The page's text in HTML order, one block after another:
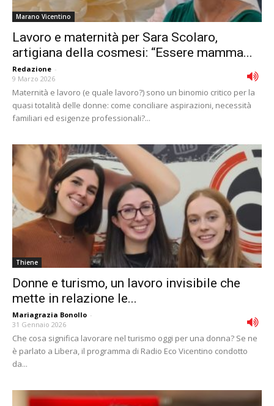
Marano Vicentino
Lavoro e maternità per Sara Scolaro,
artigiana della cosmesi: “Essere mamma...
Redazione -
9 Marzo 2026
Maternità e lavoro (e quale lavoro?) sono un binomio critico per la
quasi totalità delle donne: come conciliare aspirazioni, necessità
familiari ed esigenze professionali?...
Thiene
Donne e turismo, un lavoro invisibile che
mette in relazione le...
Mariagrazia Bonollo -
31 Gennaio 2026
Che cosa significa lavorare nel turismo oggi per una donna? Se ne
è parlato a Libera, il programma di Radio Eco Vicentino condotto
da...